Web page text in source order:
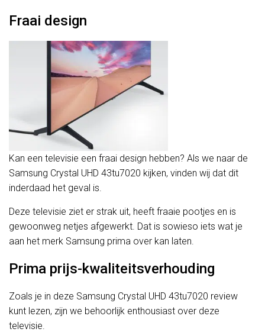
Fraai design
Kan een televisie een fraai design hebben? Als we naar de
Samsung Crystal UHD 43tu7020 kijken, vinden wij dat dit
inderdaad het geval is.
Deze televisie ziet er strak uit, heeft fraaie pootjes en is
gewoonweg netjes afgewerkt. Dat is sowieso iets wat je
aan het merk Samsung prima over kan laten.
Prima prijs-kwaliteitsverhouding
Zoals je in deze Samsung Crystal UHD 43tu7020 review
kunt lezen, zijn we behoorlijk enthousiast over deze
televisie.